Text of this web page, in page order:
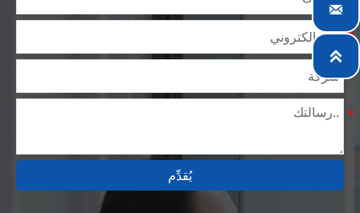
تدريجياً ولدينا الآن خمس مستودعات توزيع مبنية لهذا الغرض
ومرافق متخصصة لمعالجة الصلب تقدم خدمات لصناعات
يُقدِّم

